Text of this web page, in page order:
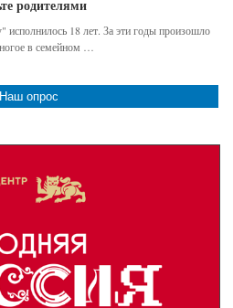
родителями
исполнилось 18 лет. За эти годы произошло
в семейном …
Наш опрос